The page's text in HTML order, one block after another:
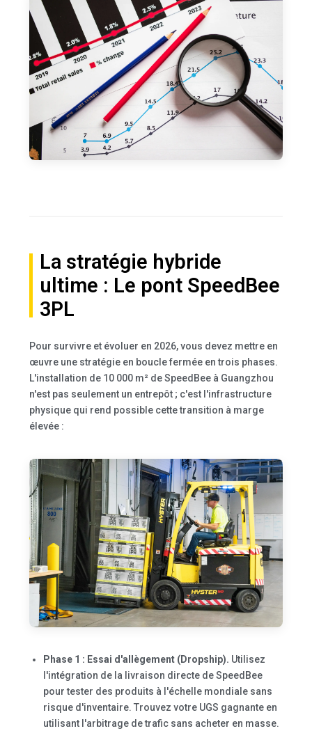
La stratégie hybride
ultime : Le pont SpeedBee
3PL
Pour survivre et évoluer en 2026, vous devez mettre en
œuvre une stratégie en boucle fermée en trois phases.
L'installation de 10 000 m² de SpeedBee à Guangzhou
n'est pas seulement un entrepôt ; c'est l'infrastructure
physique qui rend possible cette transition à marge
élevée :
Phase 1 : Essai d'allègement (Dropship). Utilisez
l'intégration de la livraison directe de SpeedBee
pour tester des produits à l'échelle mondiale sans
risque d'inventaire. Trouvez votre UGS gagnante en
utilisant l'arbitrage de trafic sans acheter en masse.